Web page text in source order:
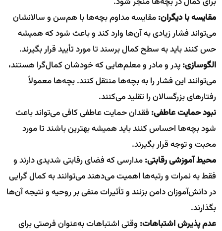
مقایسه با دیگران:مقایسه مداوم بچه‌ها با هم‌سن و سالانشان
می‌تواند فشار زیادی به آن‌ها وارد کند و باعث شود که همیشه
حس کنند باید به سطح کمال برسند تا مورد تأیید قرار بگیرند.
الگوسازی:پدر و مادر و معلم‌هایی که خودشان کمال‌گرا هستند،
می‌توانند این فشار را به بچه‌ها منتقل کنند. بچه‌ها معمولاً
رفتارهای بزرگسالان را تقلید می‌کنند.
نبود حمایت عاطفی: فقدان حمایت عاطفی کافی می‌تواند باعث
شود بچه‌ها احساس کنند باید همیشه بهترین باشند تا مورد
محبت و توجه قرار بگیرند.
محیط آموزشی رقابتی:مدارسی که فضای رقابتی شدیدی دارند و
فقط به نمرات و رتبه‌ها اهمیت می‌دهند می‌توانند به کمال گرایی
در دانش‌آموزان دامن بزنند و تأثیرات منفی بر روحیه و نتیجه آن‌ها
بگذارند.
عدم پذیرش اشتباهات: وقتی اشتباهات به‌عنوان فرصتی برای